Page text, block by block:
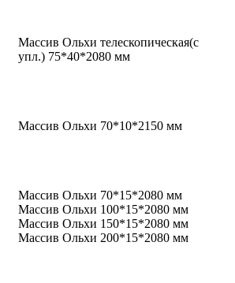
Массив Ольхи телескопическая(с
упл.) 75*40*2080 мм
Массив Ольхи 70*10*2150 мм
Массив Ольхи 70*15*2080 мм
Массив Ольхи 100*15*2080 мм
Массив Ольхи 150*15*2080 мм
Массив Ольхи 200*15*2080 мм